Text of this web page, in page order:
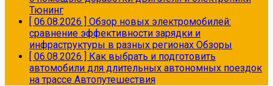
Тюнинг
[ 06.08.2026 ] Обзор новых электромобилей:
сравнение эффективности зарядки и
инфраструктуры в разных регионах Обзоры
[ 06.08.2026 ] Как выбрать и подготовить
автомобили для длительных автономных поездок
на трассе Автопутешествия